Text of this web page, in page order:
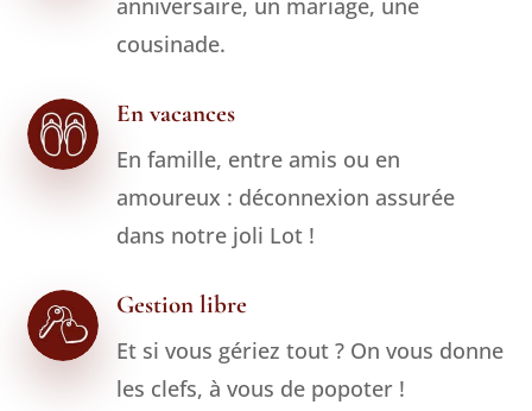
anniversaire, un mariage, une
cousinade.
En vacances
En famille, entre amis ou en
amoureux : déconnexion assurée
dans notre joli Lot !
Gestion libre
Et si vous gériez tout ? On vous donne
les clefs, à vous de popoter !